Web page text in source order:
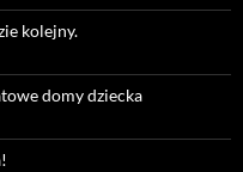
kolejny.
domy dziecka